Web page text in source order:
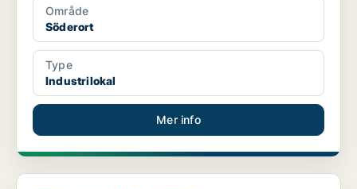
Område
Söderort
Type
Industrilokal
Mer info
Industrilokal i Söderort